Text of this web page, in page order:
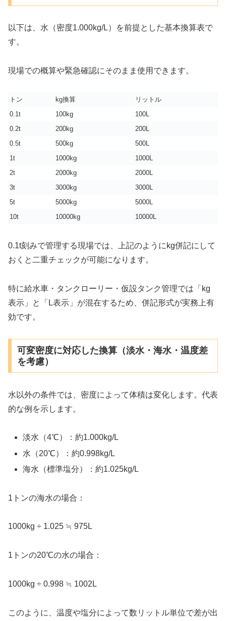
以下は、水（密度1.000kg/L）を前提とした基本換算表で
す。
現場での概算や緊急確認にそのまま使用できます。
トン kg換算
リットル
0.1t
100kg
100L
0.2t
200kg
200L
0.5t
500kg
500L
1t
1000kg
1000L
2t
2000kg
2000L
3t
3000kg
3000L
5t
5000kg
5000L
10t
10000kg 10000L
0.1t刻みで管理する現場では、上記のようにkg併記にして
おくと二重チェックが可能になります。
特に給水車・タンクローリー・仮設タンク管理では「kg
表示」と「L表示」が混在するため、併記形式が実務上有
効です。
可変密度に対応した換算（淡水・海水・温度差
を考慮）
水以外の条件では、密度によって体積は変化します。代表
的な例を示します。
淡水（4℃）：約1.000kg/L
水（20℃）：約0.998kg/L
海水（標準塩分）：約1.025kg/L
1トンの海水の場合：
1000kg ÷ 1.025 ≒ 975L
1トンの20℃の水の場合：
1000kg ÷ 0.998 ≒ 1002L
このように、温度や塩分によって数リットル単位で差が出